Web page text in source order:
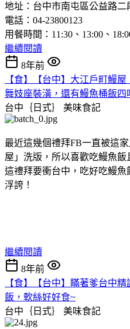
地址：台中市南屯區公益路二
電話：04-23800123
用餐時間：11:30、13:00、
繼續閱讀
8年前
【食】【台中】大江戶町鰻
舞妓座裝潢，還有鰻魚桶飯四
台中｛日式｝ 美味食記
最近這幾個禮拜FB一直被這
屋」洗版，所以喜歡吃鰻魚
這禮拜要衝台中，吃好吃鰻
浮誇！
繼續閱讀
8年前
【食】【台中】瞞著爹台中
飯，軟絲好好食~
台中｛日式｝ 美味食記